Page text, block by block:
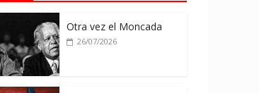
Otra vez el Moncada
26/07/2026